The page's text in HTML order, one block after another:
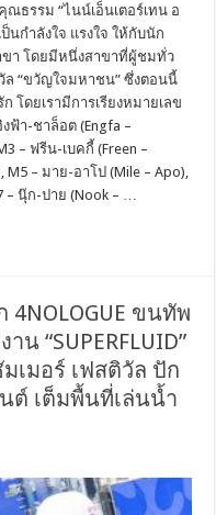
ธรรม “ไนน์เอ็นเตอร์เทน อ
นกำลังใจ แรงใจ ให้กับนัก
ขา โดยมีหนึ่งสาขาที่ผู้ชมทั่ว
ล “ขวัญใจมหาชน” ซึ่งตอนนี้
โดยเรามีการเรียงหมายเลข
ฟ้า-ชาล็อต (Engfa –
– ฟรีน-เบคกี้ (Freen –
M5 – มาย-อาโป (Mile – Apo),
– นุ๊ก-ปาย (Nook – …
ขนทัพ
“SUPERFLUID”
เมอร์ เฟสติวัล ปัก
ต์ เต็มพื้นที่เล่นน้ำ